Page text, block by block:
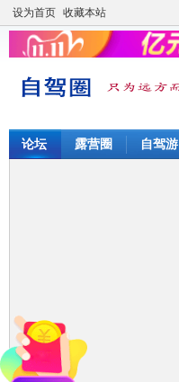
设为首页 收藏本站
论坛 露营圈 自驾游